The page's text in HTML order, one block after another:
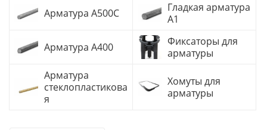
Арматура A500C
Гладкая арматура
А1
Арматура А400
Фиксаторы для
арматуры
Арматура
стеклопластикова
я
Хомуты для
арматуры